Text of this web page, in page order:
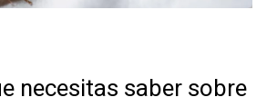
necesitas saber sobre